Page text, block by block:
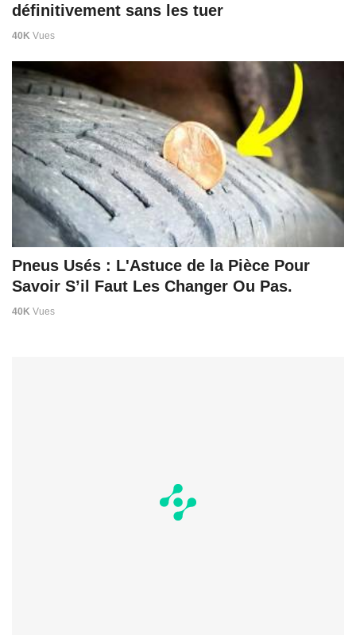
définitivement sans les tuer
40K Vues
Pneus Usés : L'Astuce de la Pièce Pour
Savoir S’il Faut Les Changer Ou Pas.
40K Vues